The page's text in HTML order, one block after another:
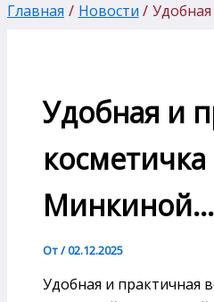
Главная Новости
Удобная и
Минкиной…
От/02.12.2025
Удобная и